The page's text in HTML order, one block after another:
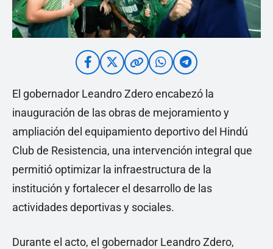
El gobernador Leandro Zdero encabezó la
inauguración de las obras de mejoramiento y
ampliación del equipamiento deportivo del Hindú
Club de Resistencia, una intervención integral que
permitió optimizar la infraestructura de la
institución y fortalecer el desarrollo de las
actividades deportivas y sociales.
Durante el acto, el gobernador Leandro Zdero,